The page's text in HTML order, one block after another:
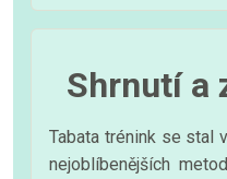
Shrnutí a
Tabata trénink se stal
nejoblíbenějších